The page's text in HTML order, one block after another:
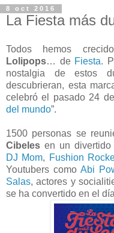
8 oct 2016
La Fiesta más
Todos hemos
Lolipops… de Fiesta.
nostalgia de estos
descubrieran, esta
celebró el pasado 24
del mundo”.
1500 personas se
Cibeles en un
DJ Mom, Fushion
Youtubers como Abi
Salas, actores y
se ha convertido en el